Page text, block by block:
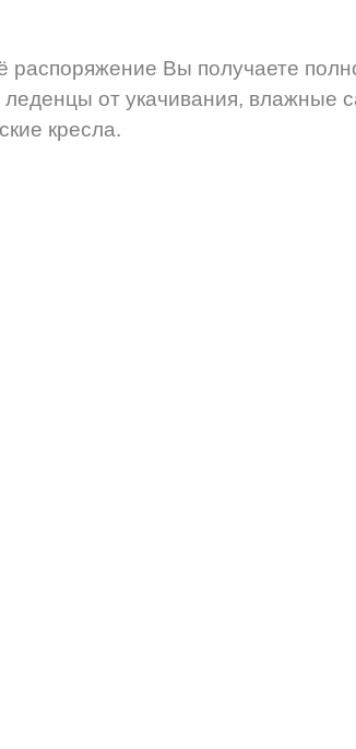
распоряжение Вы получаете
от укачивания, влажные
кресла.